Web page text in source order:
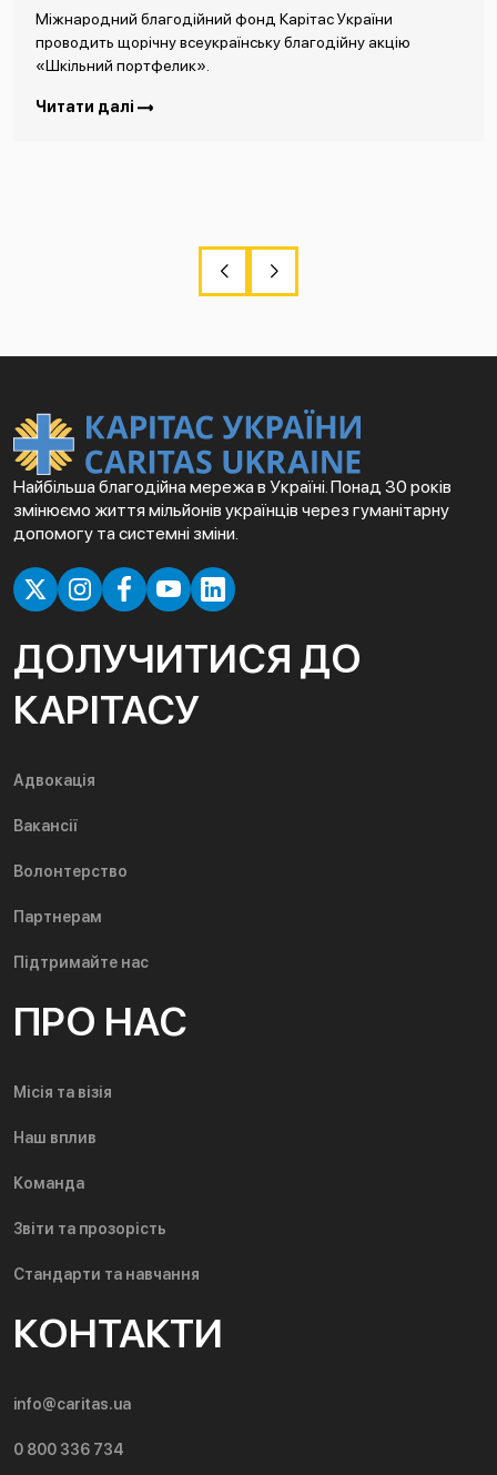
Міжнародний благодійний фонд Карітас України
проводить щорічну всеукраїнську благодійну акцію
«Шкільний портфелик».
Читати далі
Найбільша благодійна мережа в Україні. Понад 30 років
змінюємо життя мільйонів українців через гуманітарну
допомогу та системні зміни.
ДОЛУЧИТИСЯ ДО
КАРІТАСУ
Адвокація
Вакансії
Волонтерство
Партнерам
Підтримайте нас
ПРО НАС
Місія та візія
Наш вплив
Команда
Звіти та прозорість
Стандарти та навчання
КОНТАКТИ
info@caritas.ua
0 800 336 734